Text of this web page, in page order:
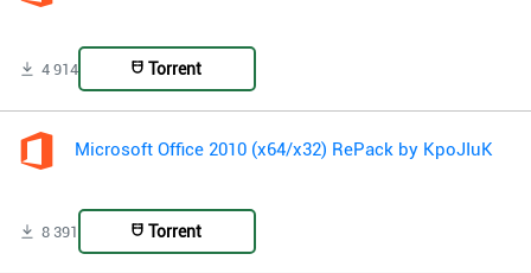
4 914 Torrent
Microsoft Office 2010 (x64/x32) RePack by KpoJIuK
8 391 Torrent